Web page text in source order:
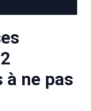
à ne pas